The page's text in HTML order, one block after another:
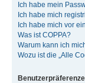
Ich habe mein
Ich habe mich
Ich habe mich vor
Was ist COPPA?
Warum kann ich
Wozu ist die „Alle